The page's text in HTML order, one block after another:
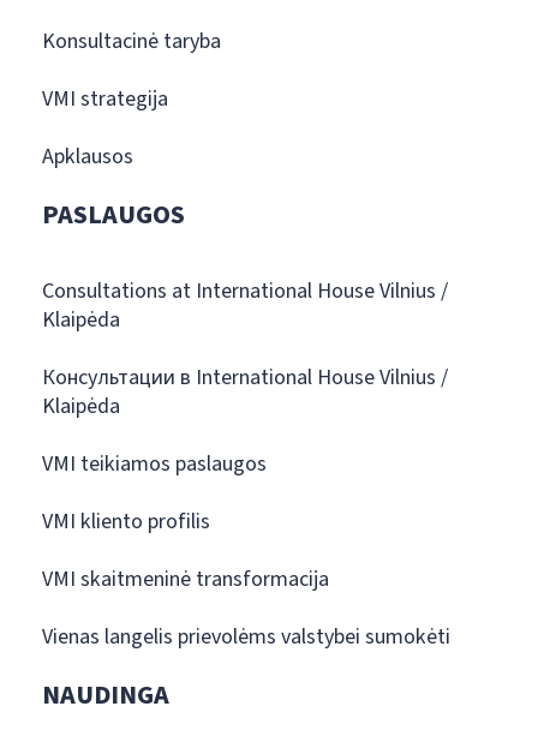
Konsultacinė taryba
VMI strategija
Apklausos
PASLAUGOS
Consultations at International House Vilnius /
Klaipėda
Консультации в International House Vilnius /
Klaipėda
VMI teikiamos paslaugos
VMI kliento profilis
VMI skaitmeninė transformacija
Vienas langelis prievolėms valstybei sumokėti
NAUDINGA